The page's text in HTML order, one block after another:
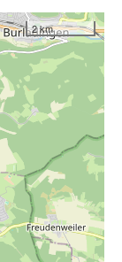
2 km